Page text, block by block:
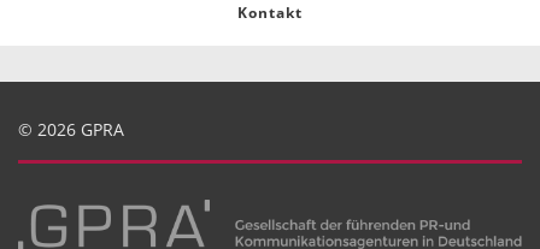
Kontakt
© 2026 GPRA